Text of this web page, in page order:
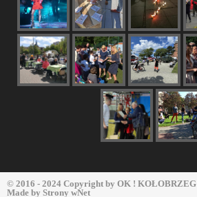
© 2016 - 2024 Copyright by OK ! KOŁOBRZEG
Made by Strony wNet